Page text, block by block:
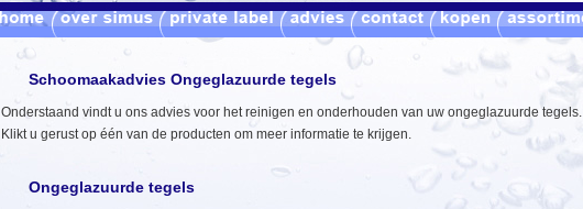
Schoomaakadvies Ongeglazuurde tegels
Onderstaand vindt u ons advies voor het reinigen en onderhouden van uw ongeglazuurde tegels.
Klikt u gerust op één van de producten om meer informatie te krijgen.
Ongeglazuurde tegels